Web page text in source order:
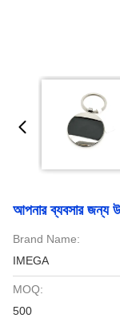
আপনার ব্যবসার জন্য
Brand Name:
IMEGA
MOQ:
500